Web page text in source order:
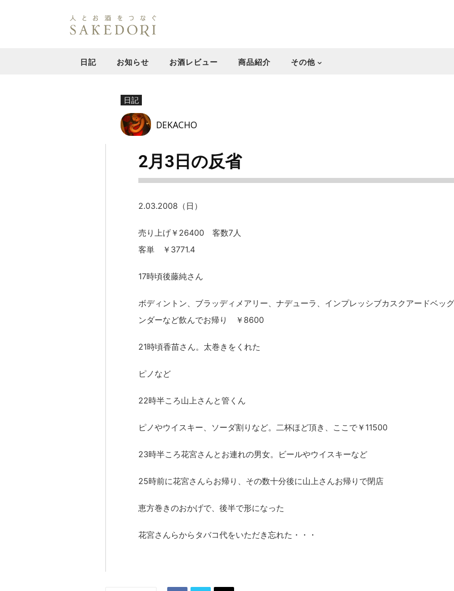
日記 お知らせ お酒レビュー 商品紹介 その他
日記
DEKACHO
2月3日の反省
2.03.2008（日）
売り上げ￥26400 客数7人
客単 ￥3771.4
17時頃後藤純さん
ボディントン、ブラッディメアリー、ナデューラ、インプレッシブカスクアードベッ
ンダーなど飲んでお帰り ￥8600
21時頃香苗さん。太巻きをくれた
ピノなど
22時半ころ山上さんと管くん
ピノやウイスキー、ソーダ割りなど。二杯ほど頂き、ここで￥11500
23時半ころ花宮さんとお連れの男女。ビールやウイスキーなど
25時前に花宮さんらお帰り、その数十分後に山上さんお帰りで閉店
恵方巻きのおかげで、後半で形になった
花宮さんらからタバコ代をいただき忘れた・・・